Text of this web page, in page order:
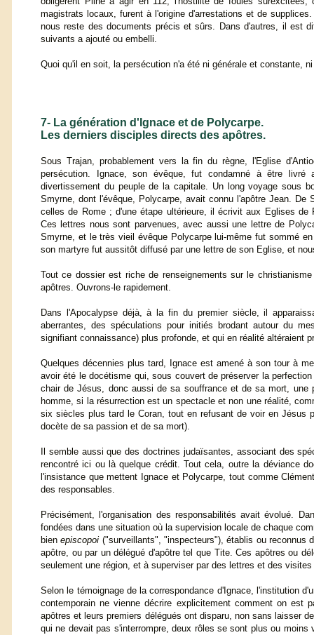
magistrats locaux, furent à l'origine d'arrestations et de
nous reste des documents précis et sûrs. Dans d'autres, il est
suivants a ajouté ou embelli.
Quoi qu'il en soit, la persécution n'a été ni générale et constante,
7- La génération d'Ignace et de Polycarpe.
Les derniers disciples directs des apôtres.
Sous Trajan, probablement vers la fin du règne, l'Eglise
persécution. Ignace, son évêque, fut condamné à être
divertissement du peuple de la capitale. Un long voyage sous
Smyrne, dont l'évêque, Polycarpe, avait connu l'apôtre Jean.
celles de Rome ; d'une étape ultérieure, il écrivit aux Eglises
Ces lettres nous sont parvenues, avec aussi une lettre de
Smyrne, et le très vieil évêque Polycarpe lui-même fut sommé
son martyre fut aussitôt diffusé par une lettre de son Eglise, et
Tout ce dossier est riche de renseignements sur le
apôtres. Ouvrons-le rapidement.
Dans l'Apocalypse déjà, à la fin du premier siècle, il
aberrantes, des spéculations pour initiés brodant autour du
signifiant connaissance) plus profonde, et qui en réalité altéraient
Quelques décennies plus tard, Ignace est amené à son tour à
avoir été le docétisme qui, sous couvert de préserver la
chair de Jésus, donc aussi de sa souffrance et de sa mort,
homme, si la résurrection est un spectacle et non une réalité,
six siècles plus tard le Coran, tout en refusant de voir en Jésus
docète de sa passion et de sa mort).
Il semble aussi que des doctrines judaïsantes, associant des
rencontré ici ou là quelque crédit. Tout cela, outre la déviance
l'insistance que mettent Ignace et Polycarpe, tout comme
des responsables.
Précisément, l'organisation des responsabilités avait évolué.
fondées dans une situation où la supervision locale de chaque
bienepiscopoi ("surveillants", "inspecteurs"), établis ou reconnus
apôtre, ou par un délégué d'apôtre tel que Tite. Ces apôtres ou
seulement une région, et à superviser par des lettres et des
Selon le témoignage de la correspondance d'Ignace, l'institution
contemporain ne vienne décrire explicitement comment on
apôtres et leurs premiers délégués ont disparu, non sans laisser
qui ne devait pas s'interrompre, deux rôles se sont plus ou moins